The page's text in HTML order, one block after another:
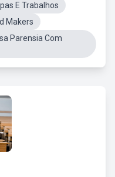
E Trabalhos
Makers
Parensia Com